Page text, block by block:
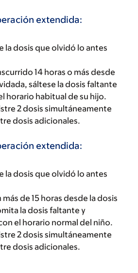
extendida:
la dosis que olvidó lo antes
14 horas o más desde
sáltese la dosis faltante
horario habitual de su hijo.
2 dosis simultáneamente
dosis adicionales.
extendida:
la dosis que olvidó lo antes
más de 15 horas desde la dosis
la dosis faltante y
el horario normal del niño.
2 dosis simultáneamente
dosis adicionales.